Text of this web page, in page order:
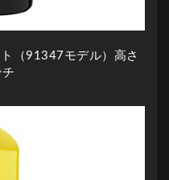
（91347モデル）高さ